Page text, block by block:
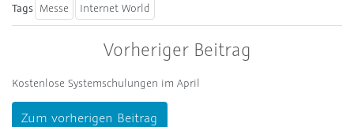
Tags Messe Internet World
Vorheriger Beitrag
Kostenlose Systemschulungen im April
Zum vorherigen Beitrag